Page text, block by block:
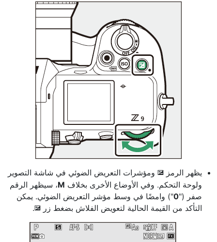
يظهر الرمز E ومؤشرات التعريض الضوئي في شاشة التصوير
ولوحة التحكم. وفي الأوضاع الأخرى بخلاف M، سيظهر الرقم
صفر ("0") وامضًا في وسط مؤشر التعريض الضوئي. يمكن
التأكد من القيمة الحالية لتعويض الفلاش بضغط زر
E
.